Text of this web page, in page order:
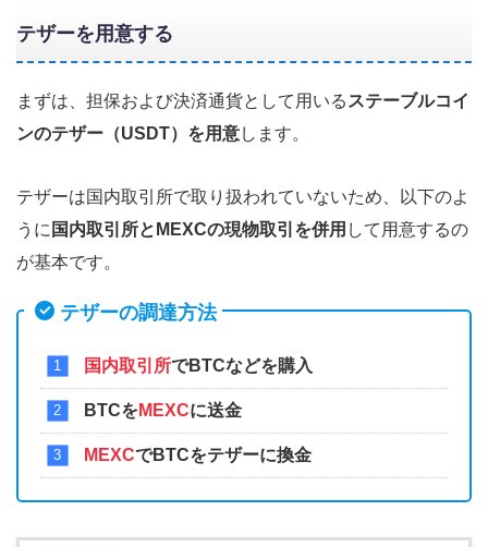
テザーを用意する
まずは、担保および決済通貨として用いるステーブルコイ
ンのテザー（USDT）を用意します。
テザーは国内取引所で取り扱われていないため、以下のよ
うに 国内取引所とMEXCの現物取引を併用 して用意するの
が基本です。
テザーの調達方法
国内取引所でBTCなどを購入
BTCを MEXCに送金
MEXCでBTCをテザーに換金